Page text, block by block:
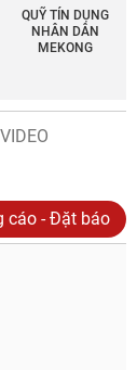
QUỸ TÍN DỤNG
NHÂN DÂN
MEKONG
VIDEO
cáo - Đặt báo